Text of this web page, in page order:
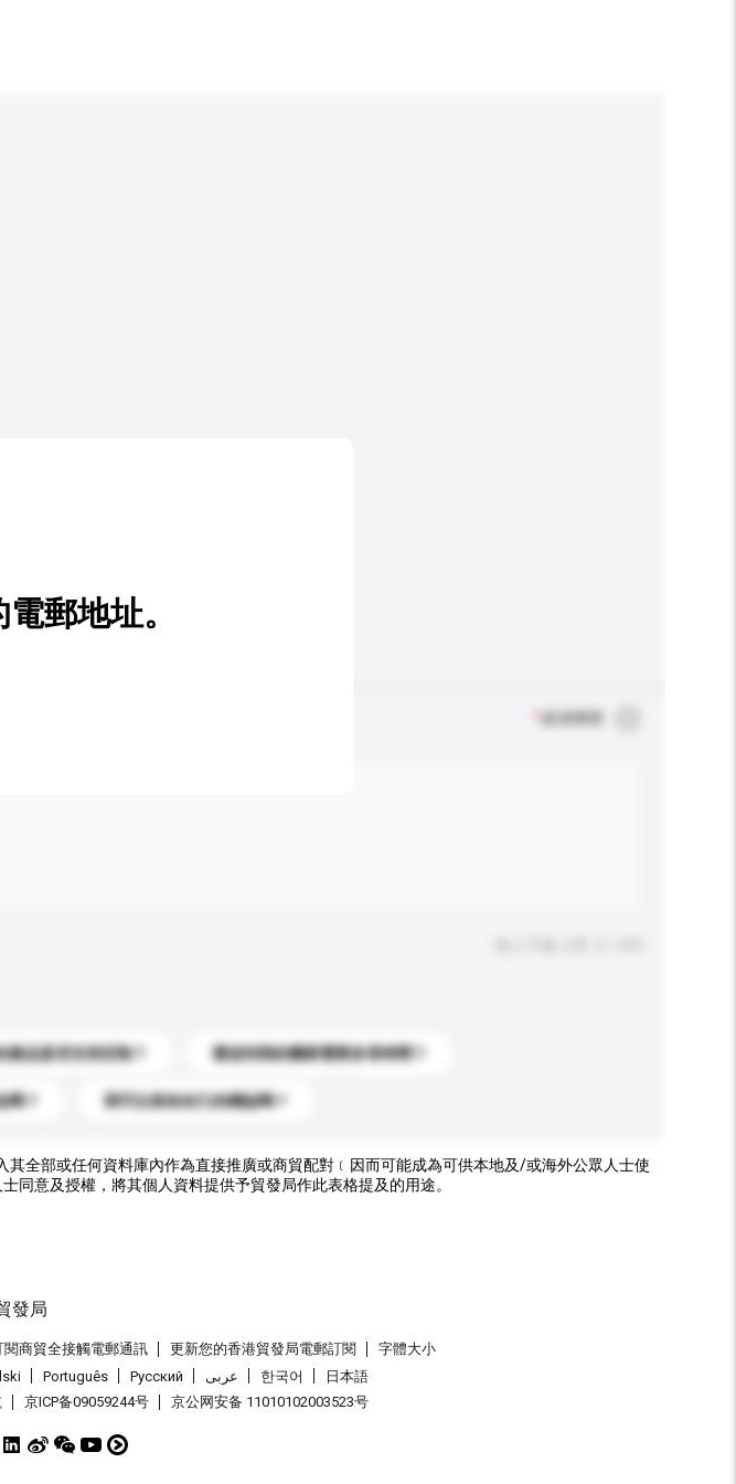
產品是否支持定制？ 運送到我的國家需要多長時間？
？ 我可以添加自己的標誌嗎？
郵地址。
其全部或任何資料庫內作為直接推廣或商貿配對﹝因而可能成為可供本地及/或海外公眾人士使
同意及授權，將其個人資料提供予貿發局作此表格提及的用途。
閱商貿全接觸電郵通訊 更新您的香港貿發局電郵訂閱
字體大小
Português Pусский عربى 한국어
日本語
京ICP备09059244号 京公网安备 11010102003523号